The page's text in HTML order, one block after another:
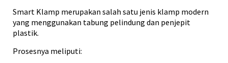
Smart Klamp merupakan salah satu jenis klamp modern
yang menggunakan tabung pelindung dan penjepit
plastik.
Prosesnya meliputi: